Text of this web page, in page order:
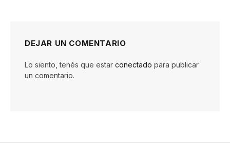
DEJAR UN COMENTARIO
Lo siento, tenés que estar conectado para publicar
un comentario.